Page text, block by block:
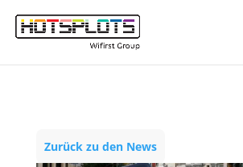
Zurück zu den News